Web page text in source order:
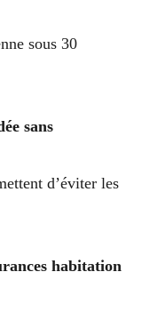
sous 30
sans
d’éviter les
habitation